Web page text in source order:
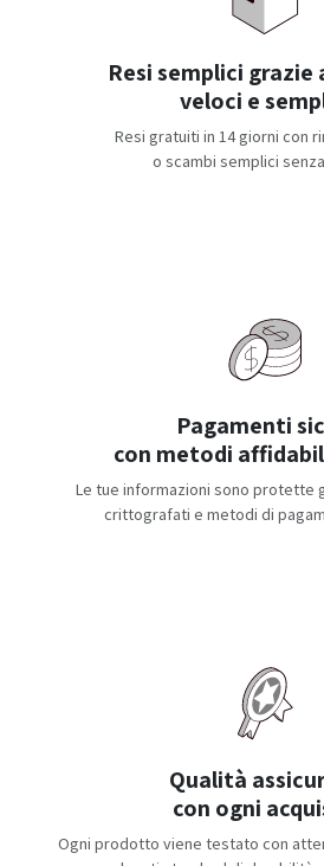
Resi semplici grazie
veloci e
Resi gratuiti in 14 giorni con
o scambi semplici
Pagamenti
con metodi
Le tue informazioni sono protette
crittografati e metodi di
Qualità
con ogni
Ogni prodotto viene testato con